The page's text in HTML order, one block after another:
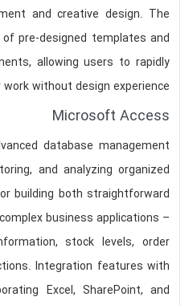
and creative design. The
pre-designed templates and
allowing users to rapidly
without design experience.
Microsoft Access
database management
and analyzing organized
building both straightforward
business applications –
stock levels, order
Integration features with
Excel, SharePoint, and